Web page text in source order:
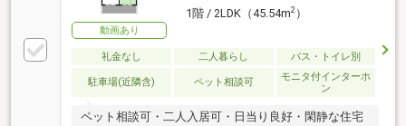
動画あり
1階 / 2LDK（45.54m2）
礼金なし 二人暮らし バス・トイレ別
駐車場(近隣含) ペット相談可
モニタ付インターホ
ン
ペット相談可・二人入居可・日当り良好・閑静な住宅